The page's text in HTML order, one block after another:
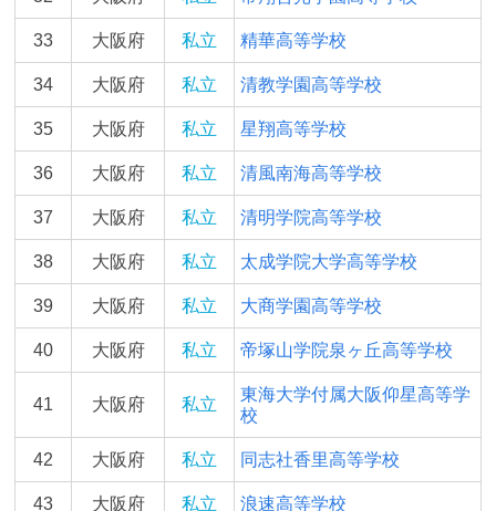
33 大阪府 私立 精華高等学校
34 大阪府 私立 清教学園高等学校
35 大阪府 私立 星翔高等学校
36 大阪府 私立 清風南海高等学校
37 大阪府 私立 清明学院高等学校
38 大阪府 私立 太成学院大学高等学校
39 大阪府 私立 大商学園高等学校
40 大阪府 私立 帝塚山学院泉ヶ丘高等学校
41 大阪府 私立
東海大学付属大阪仰星高等学
校
42 大阪府 私立 同志社香里高等学校
43 大阪府 私立 浪速高等学校